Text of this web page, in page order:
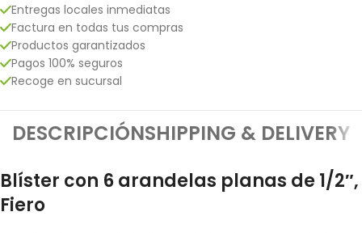
Entregas locales inmediatas
Factura en todas tus compras
Productos garantizados
Pagos 100% seguros
Recoge en sucursal
DESCRIPCIÓNSHIPPING & DELIVERY
Blíster con 6 arandelas planas de 1/2″,
Fiero